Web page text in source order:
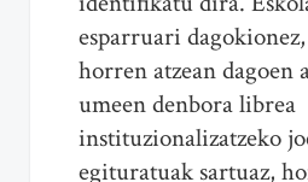
esparruari
horren atzean dagoen
umeen denbora librea
instituzionalizatzeko
egituratuak sartuaz,